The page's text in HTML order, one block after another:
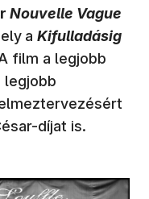
Nouvelle Vague
a Kifulladásig
film a legjobb
legjobb
díjat is.